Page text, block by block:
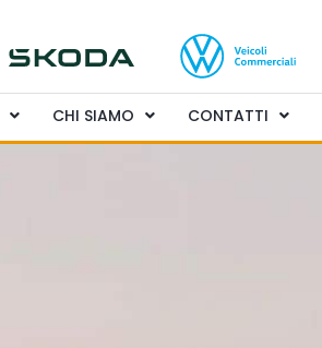
CHI SIAMO CONTATTI